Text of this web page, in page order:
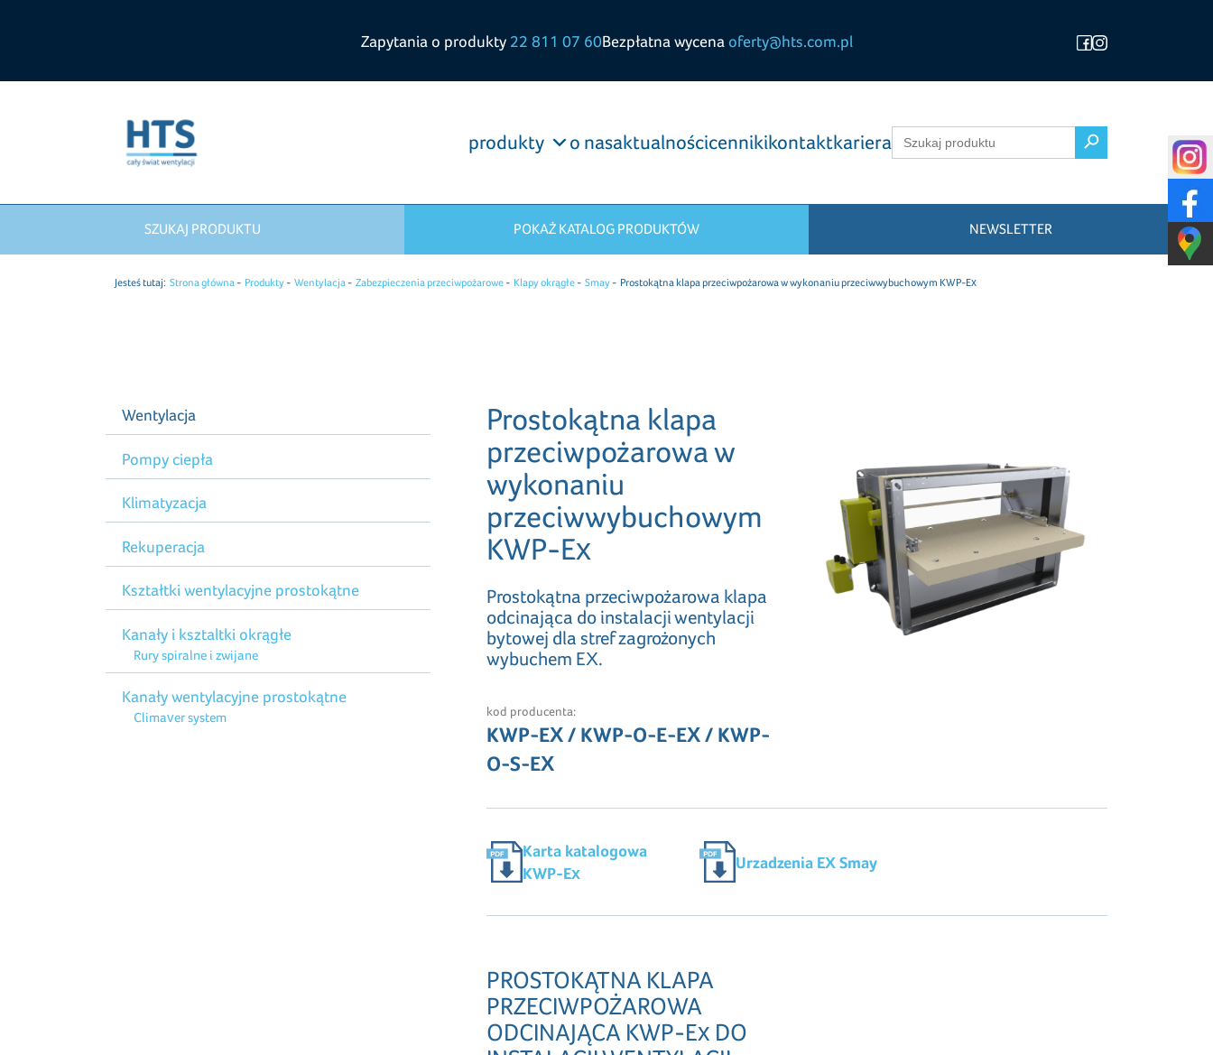
Zapytania o produkty 22 811 07 60Bezpłatna wycena oferty@hts.com.pl
produkty o nasaktualnościcennikikontaktkarieraSearch
for:
Search Button
SZUKAJ PRODUKTU POKAŻ KATALOG PRODUKTÓW NEWSLETTER
Jesteś tutaj: Strona główna Produkty Wentylacja Zabezpieczenia przeciwpożarowe Klapy okrągłe Smay Prostokątna klapa przeciwpożarowa w wykonaniu przeciwwybuchowym KWP-Ex
Wentylacja
Pompy ciepła
Klimatyzacja
Rekuperacja
Kształtki wentylacyjne prostokątne
Kanały i ksztaltki okrągłe
Rury spiralne i zwijane
Kanały wentylacyjne prostokątne
Climaver system
Prostokątna klapa
przeciwpożarowa w
wykonaniu
przeciwwybuchowym
KWP-Ex
Prostokątna przeciwpożarowa klapa
odcinająca do instalacji wentylacji
bytowej dla stref zagrożonych
wybuchem EX.
kod producenta:
KWP-EX / KWP-O-E-EX / KWP-
O-S-EX
Karta katalogowa
KWP-Ex
Urzadzenia EX Smay
PROSTOKĄTNA KLAPA
PRZECIWPOŻAROWA
ODCINAJĄCA KWP-Ex DO